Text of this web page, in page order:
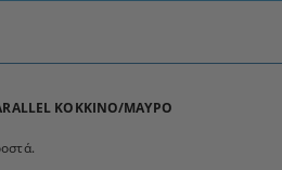
ΚΟΚΚΙΝΟ/ΜΑΥΡΟ